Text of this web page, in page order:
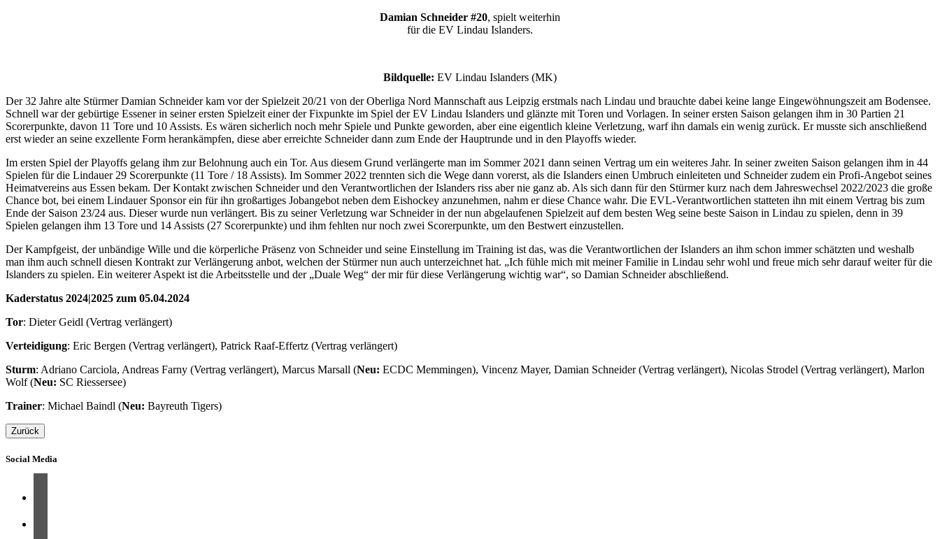
Damian Schneider #20, spielt weiterhin
für die EV Lindau Islanders.
Bildquelle: EV Lindau Islanders (MK)
Der 32 Jahre alte Stürmer Damian Schneider kam vor der Spielzeit 20/21 von der Oberliga Nord Mannschaft aus Leipzig erstmals nach Lindau und brauchte dabei keine lange Eingewöhnungszeit am Bodensee.
Schnell war der gebürtige Essener in seiner ersten Spielzeit einer der Fixpunkte im Spiel der EV Lindau Islanders und glänzte mit Toren und Vorlagen. In seiner ersten Saison gelangen ihm in 30 Partien 21
Scorerpunkte, davon 11 Tore und 10 Assists. Es wären sicherlich noch mehr Spiele und Punkte geworden, aber eine eigentlich kleine Verletzung, warf ihn damals ein wenig zurück. Er musste sich anschließend
erst wieder an seine exzellente Form herankämpfen, diese aber erreichte Schneider dann zum Ende der Hauptrunde und in den Playoffs wieder.
Im ersten Spiel der Playoffs gelang ihm zur Belohnung auch ein Tor. Aus diesem Grund verlängerte man im Sommer 2021 dann seinen Vertrag um ein weiteres Jahr. In seiner zweiten Saison gelangen ihm in 44
Spielen für die Lindauer 29 Scorerpunkte (11 Tore / 18 Assists). Im Sommer 2022 trennten sich die Wege dann vorerst, als die Islanders einen Umbruch einleiteten und Schneider zudem ein Profi-Angebot seines
Heimatvereins aus Essen bekam. Der Kontakt zwischen Schneider und den Verantwortlichen der Islanders riss aber nie ganz ab. Als sich dann für den Stürmer kurz nach dem Jahreswechsel 2022/2023 die große
Chance bot, bei einem Lindauer Sponsor ein für ihn großartiges Jobangebot neben dem Eishockey anzunehmen, nahm er diese Chance wahr. Die EVL-Verantwortlichen statteten ihn mit einem Vertrag bis zum
Ende der Saison 23/24 aus. Dieser wurde nun verlängert. Bis zu seiner Verletzung war Schneider in der nun abgelaufenen Spielzeit auf dem besten Weg seine beste Saison in Lindau zu spielen, denn in 39
Spielen gelangen ihm 13 Tore und 14 Assists (27 Scorerpunkte) und ihm fehlten nur noch zwei Scorerpunkte, um den Bestwert einzustellen.
Der Kampfgeist, der unbändige Wille und die körperliche Präsenz von Schneider und seine Einstellung im Training ist das, was die Verantwortlichen der Islanders an ihm schon immer schätzten und weshalb
man ihm auch schnell diesen Kontrakt zur Verlängerung anbot, welchen der Stürmer nun auch unterzeichnet hat. „Ich fühle mich mit meiner Familie in Lindau sehr wohl und freue mich sehr darauf weiter für die
Islanders zu spielen. Ein weiterer Aspekt ist die Arbeitsstelle und der „Duale Weg“ der mir für diese Verlängerung wichtig war“, so Damian Schneider abschließend.
Kaderstatus 2024|2025 zum 05.04.2024
Tor: Dieter Geidl (Vertrag verlängert)
Verteidigung: Eric Bergen (Vertrag verlängert), Patrick Raaf-Effertz (Vertrag verlängert)
Sturm: Adriano Carciola, Andreas Farny (Vertrag verlängert), Marcus Marsall (Neu: ECDC Memmingen), Vincenz Mayer, Damian Schneider (Vertrag verlängert), Nicolas Strodel (Vertrag verlängert), Marlon
Wolf (Neu: SC Riessersee)
Trainer: Michael Baindl (Neu: Bayreuth Tigers)
Zurück
Social Media